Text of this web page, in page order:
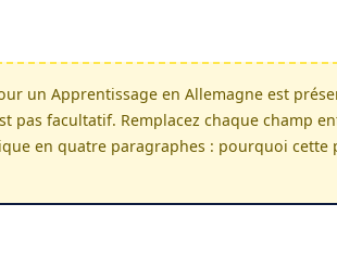
un Apprentissage en Allemagne est
pas facultatif. Remplacez chaque champ
en quatre paragraphes : pourquoi